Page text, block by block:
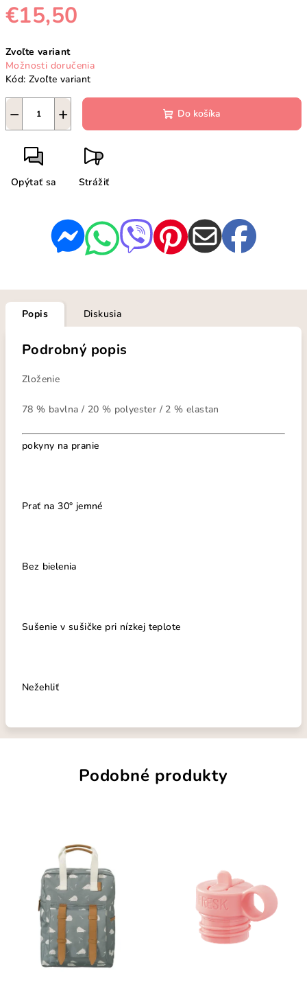
€15,50
cena:
Zvoľte variant
Možnosti doručenia
Kód: Zvoľte variant
+
− Do košíka
Opýtať sa Strážiť
Popis Diskusia
Podrobný popis
Zloženie
78 % bavlna / 20 % polyester / 2 % elastan
pokyny na pranie
Prať na 30° jemné
Bez bielenia
Sušenie v sušičke pri nízkej teplote
Nežehliť
Podobné produkty